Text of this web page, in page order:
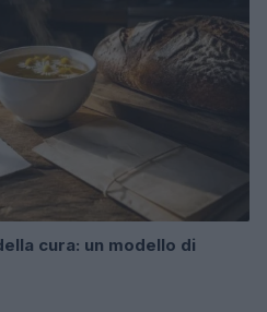
cura: un modello di